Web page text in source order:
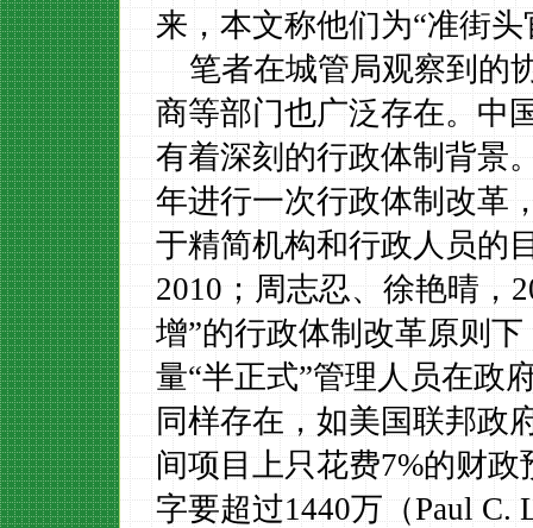
来，本文称他们为“准街头
笔者在城管局观察到的
商等部门也广泛存在。中
有着深刻的行政体制背景
年进行一次行政体制改革
于精简机构和行政人员的
2010；周志忍、徐艳晴，
增”的行政体制改革原则
量“半正式”管理人员在政
同样存在，如美国联邦政
间项目上只花费7%的财政
字要超过1440万（Paul C.